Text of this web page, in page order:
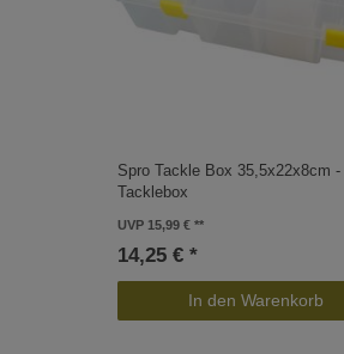
Spro Tackle Box 35,5x22x8cm -
Tacklebox
UVP 15,99 €
14,25 € *
In den Warenkorb